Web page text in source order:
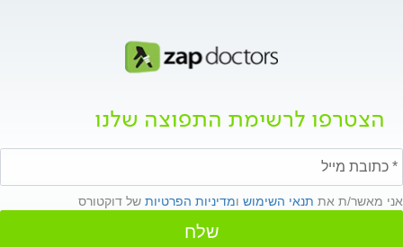
הצטרפו לרשימת התפוצה שלנו
אני מאשר/ת את תנאי השימוש ומדיניות הפרטיות של דוקטורס
שלח